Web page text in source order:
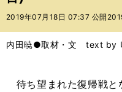
ー
バ
2019年07月18日 07:37 公開
内田暁●取材・文 text by
待ち望まれた復帰戦と